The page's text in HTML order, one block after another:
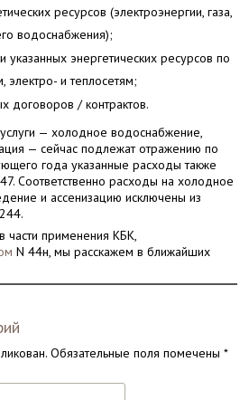
ресурсов (электроэнергии, газа,
водоснабжения);
указанных энергетических ресурсов по
электро- и теплосетям;
договоров / контрактов.
— холодное водоснабжение,
— сейчас подлежат отражению по
года указанные расходы также
Соответственно расходы на холодное
и ассенизацию исключены из
части применения КБК,
N 44н, мы расскажем в ближайших
Обязательные поля помечены *